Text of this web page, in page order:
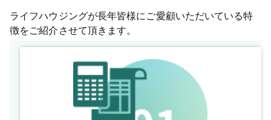
ライフハウジングが長年皆様にご愛顧いただいている特
徴をご紹介させて頂きます。